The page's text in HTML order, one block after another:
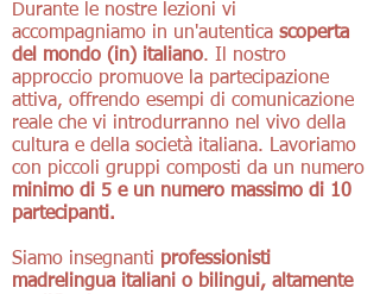
Durante le nostre lezioni vi
accompagniamo in un'autentica scoperta
del mondo (in) italiano. Il nostro
approccio promuove la partecipazione
attiva, offrendo esempi di comunicazione
reale che vi introdurranno nel vivo della
cultura e della società italiana. Lavoriamo
con piccoli gruppi composti da un numero
minimo di 5 e un numero massimo di 10
partecipanti.
Siamo insegnanti professionisti
madrelingua italiani o bilingui, altamente